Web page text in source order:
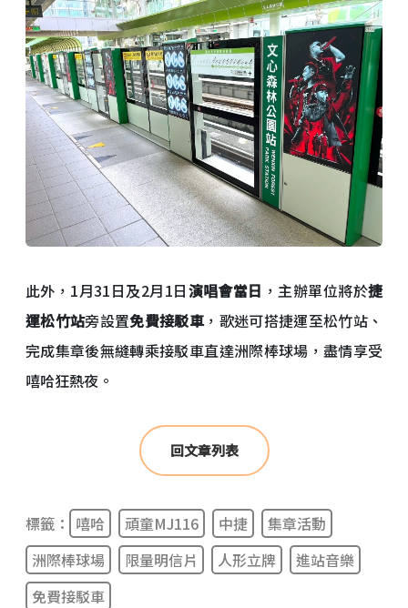
此外，1月31日及2月1日演唱會當日 ，主辦單位將於捷
運松竹站旁設置免費接駁車，歌迷可搭捷運至松竹站、
完成集章後無縫轉乘接駁車直達洲際棒球場，盡情享受
嘻哈狂熱夜。
回文章列表
標籤： 嘻哈 頑童MJ116 中捷
集章活動
洲際棒球場
限量明信片 人形立牌
進站音樂
免費接駁車